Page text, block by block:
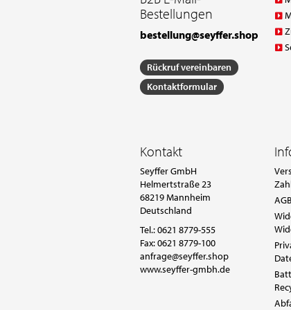
Bestellungen
bestellung@seyffer.shop
Rückruf vereinbaren
Kontaktformular
Kontakt
Seyffer GmbH
Helmertstraße 23
68219 Mannheim
Deutschland
Tel.:0621 8779-555
Fax: 0621 8779-100
anfrage@seyffer.shop
www.seyffer-gmbh.de
AGB